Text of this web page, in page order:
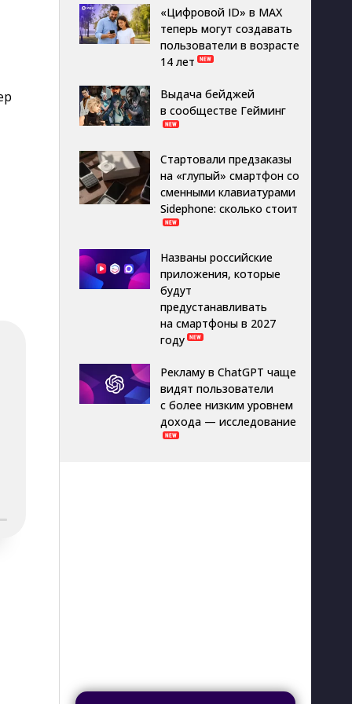
«Цифровой ID» в MAX
теперь могут создавать
пользователи в возрасте
14 лет
Выдача бейджей
в сообществе Гейминг
Стартовали предзаказы
на «глупый» смартфон со
сменными клавиатурами
Sidephone: сколько стоит
Названы российские
приложения, которые
будут
предустанавливать
на смартфоны в 2027
году
Рекламу в ChatGPT чаще
видят пользователи
с более низким уровнем
дохода — исследование